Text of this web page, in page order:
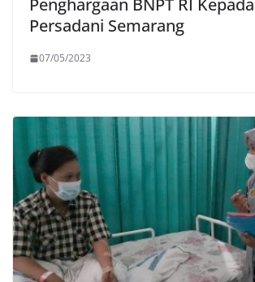
Penghargaan BNPT RI
Persadani Semarang
07/05/2023